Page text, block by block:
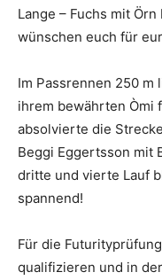
Lange – Fuchs mit
wünschen euch für
Im Passrennen 250 m
ihrem bewährten Òmi
absolvierte die
Beggi Eggertsson mit
dritte und vierte Lauf
spannend!
Für die
qualifizieren und in